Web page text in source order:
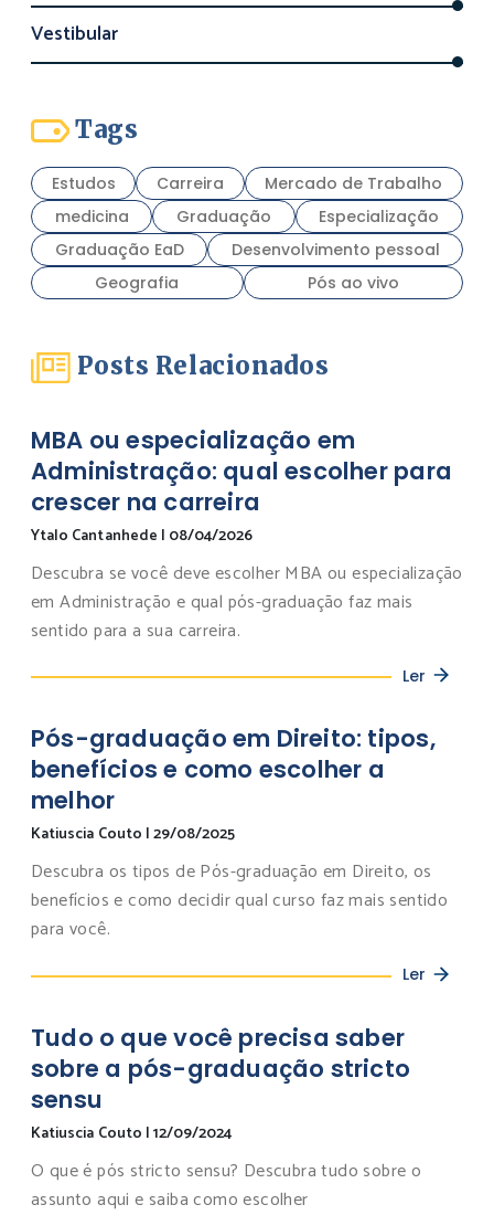
Vestibular
Tags
Estudos Carreira
Mercado de Trabalho
medicina
Graduação
Especialização
Graduação EaD
Desenvolvimento pessoal
Geografia
Pós ao vivo
Posts Relacionados
MBA ou especialização em
Administração: qual escolher para
crescer na carreira
Ytalo Cantanhede | 08/04/2026
Descubra se você deve escolher MBA ou especialização
em Administração e qual pós-graduação faz mais
sentido para a sua carreira.
Ler
Pós-graduação em Direito: tipos,
benefícios e como escolher a
melhor
Katiuscia Couto |29/08/2025
Descubra os tipos de Pós-graduação em Direito, os
benefícios e como decidir qual curso faz mais sentido
para você.
Ler
Tudo o que você precisa saber
sobre a pós-graduação stricto
sensu
Katiuscia Couto |12/09/2024
O que é pós stricto sensu? Descubra tudo sobre o
assunto aqui e saiba como escolher